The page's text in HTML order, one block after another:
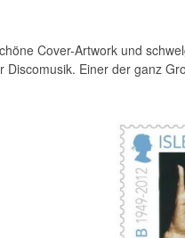
Cover-Artwork und
Einer der ganz